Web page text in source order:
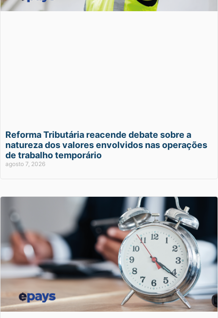
Reforma Tributária reacende debate sobre a
natureza dos valores envolvidos nas operações
de trabalho temporário
agosto 7, 2026